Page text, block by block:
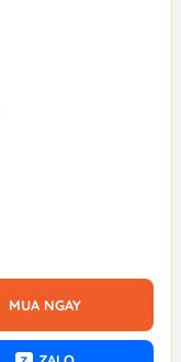
MUA NGAY